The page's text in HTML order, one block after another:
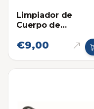
Limpiador de
Cuerpo de
Toma de Aire
€9,00